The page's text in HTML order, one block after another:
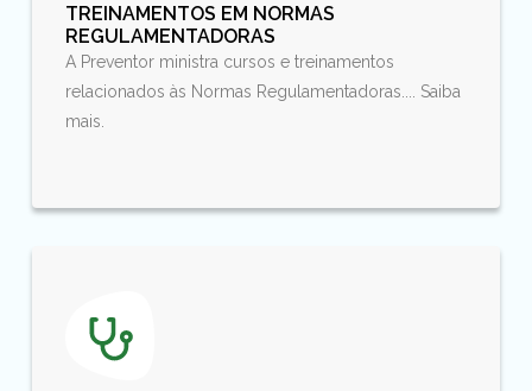
TREINAMENTOS EM NORMAS
REGULAMENTADORAS
A Preventor ministra cursos e treinamentos
relacionados às Normas Regulamentadoras.... Saiba
mais.